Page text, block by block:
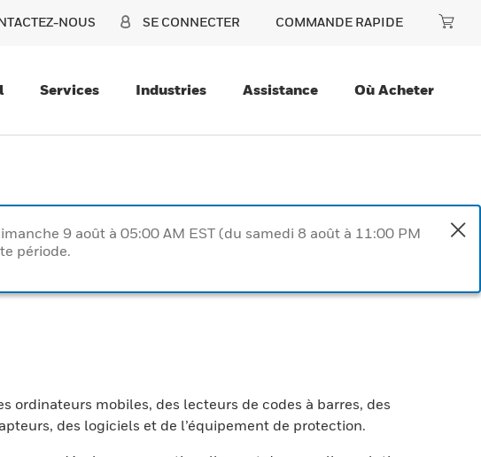
NOUS SE CONNECTER COMMANDE RAPIDE
Services Industries Assistance Où Acheter
9 août à 05:00 AM EST (du samedi 8 août à 11:00 PM
période.
mobiles, des lecteurs de codes à barres, des
des logiciels et de l’équipement de protection.